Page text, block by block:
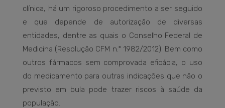
clínica, há um rigoroso procedimento a ser seguido
e que depende de autorização de diversas
entidades, dentre as quais o Conselho Federal de
Medicina (Resolução CFM n.º 1982/2012). Bem como
outros fármacos sem comprovada eficácia, o uso
do medicamento para outras indicações que não o
previsto em bula pode trazer riscos à saúde da
população.